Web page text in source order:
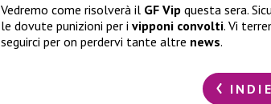
Vedremo come risolverà il GF Vip questa sera.
le dovute punizioni per i vipponi convolti. Vi
seguirci per on perdervi tante altre news.